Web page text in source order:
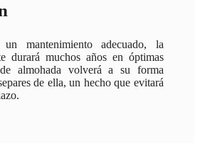
mantenimiento adecuado, la
durará muchos años en óptimas
almohada volverá a su forma
de ella, un hecho que evitará